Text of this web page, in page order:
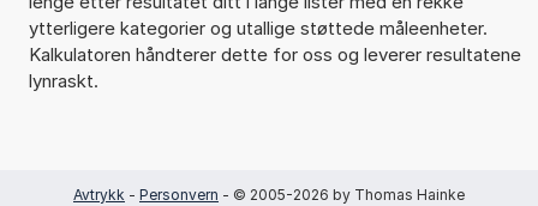
ytterligere kategorier og utallige støttede måleenheter.
Kalkulatoren håndterer dette for oss og leverer resultatene
lynraskt.
Avtrykk - Personvern - © 2005-2026 by Thomas Hainke